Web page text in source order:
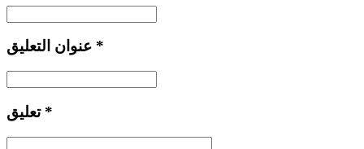
*
تعليق *